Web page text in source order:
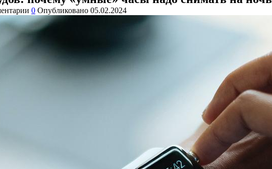
0 Опубликовано 05.02.2024